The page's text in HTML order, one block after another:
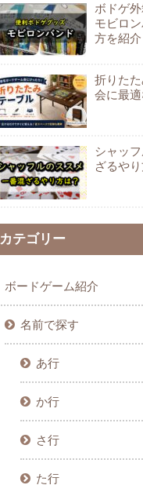
ボドゲ
モビロ
方を紹介
折りた
会に最
シャッ
ざるや
カテゴリー
ボードゲーム紹介
名前で探す
あ行
か行
さ行
た行